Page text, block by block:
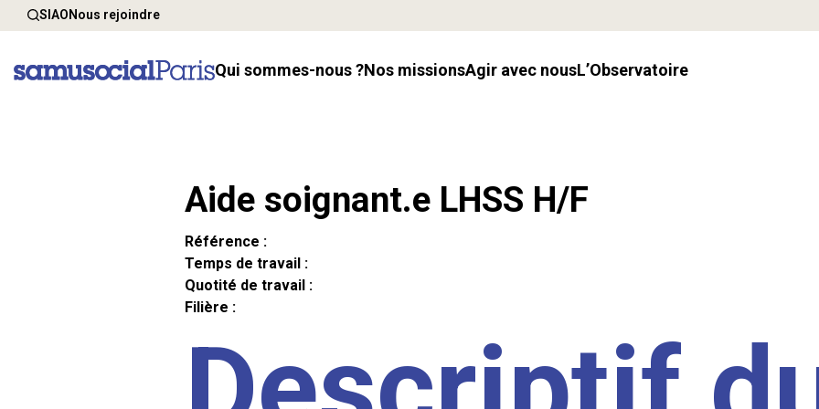
SIAONous rejoindre
Qui sommes-nous ? Nos missions Agir avec nous l’Observatoire
Aide soignant.e LHSS H/F
Référence :
Temps de travail :
Quotité de travail :
Filière :